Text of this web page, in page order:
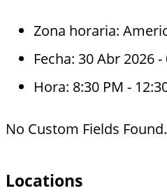
Zona horaria:
Fecha: 30 Abr 2026-
Hora: 8:30 PM -
No Custom Fields Found.
Locations